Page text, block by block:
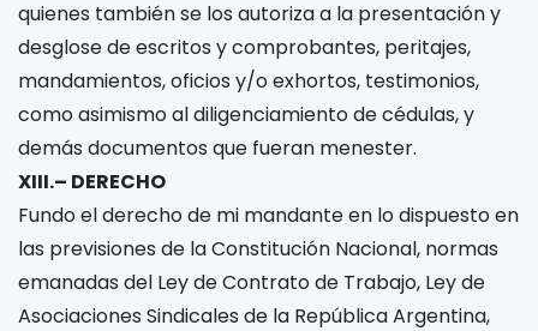
quienes también se los autoriza a la presentación y
desglose de escritos y comprobantes, peritajes,
mandamientos, oficios y/o exhortos, testimonios,
como asimismo al diligenciamiento de cédulas, y
demás documentos que fueran menester.
XIII.– DERECHO
Fundo el derecho de mi mandante en lo dispuesto en
las previsiones de la Constitución Nacional, normas
emanadas del Ley de Contrato de Trabajo, Ley de
Asociaciones Sindicales de la República Argentina,